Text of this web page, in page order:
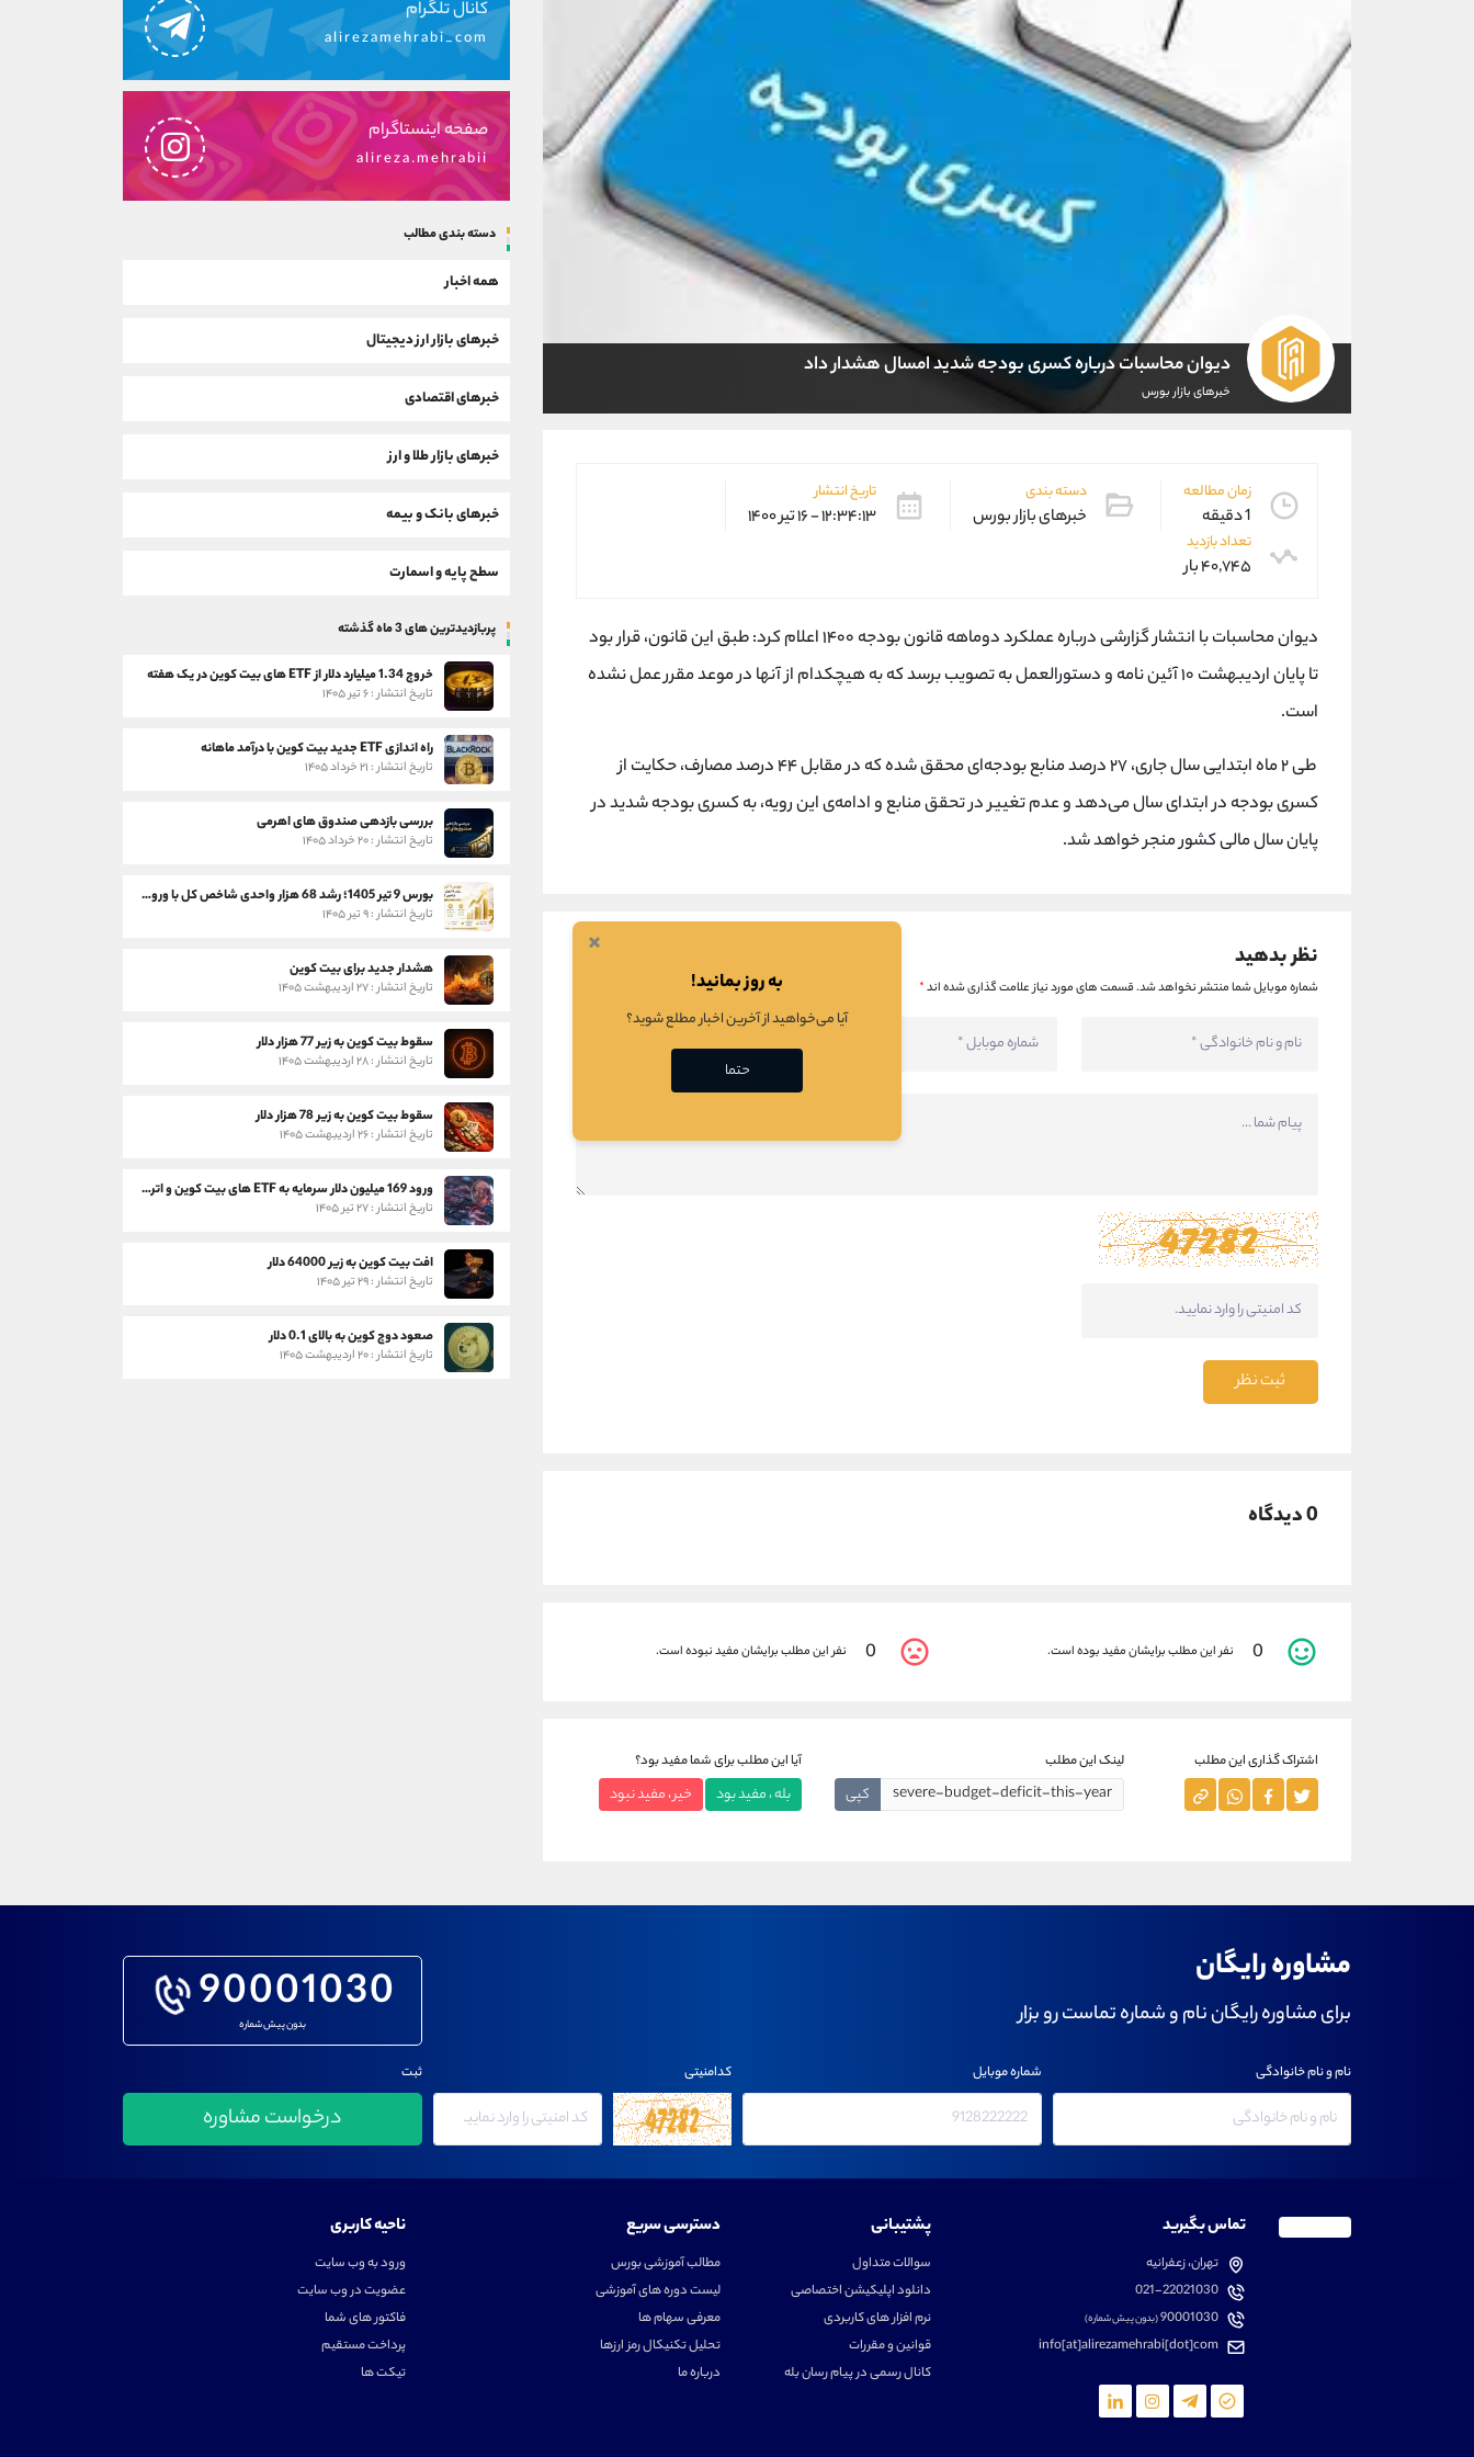
دیوان محاسبات درباره کسری بودجه شدید امسال هشدار داد
خبرهای بازار بورس
زمان مطالعه
1 دقیقه
دسته بندی
خبرهای بازار بورس
تاریخ انتشار
۱۲:۳۴:۱۳ - ۱۶ تیر ۱۴۰۰
تعداد بازدید
۴۰,۷۴۵ بار
دیوان محاسبات با انتشار گزارشی درباره عملکرد دوماهه قانون بودجه ۱۴۰۰ اعلام کرد: طبق این قانون، قرار بود
تا پایان اردیبهشت ۱۰ آئین نامه و دستورالعمل به تصویب برسد که به هیچکدام از آنها در موعد مقرر عمل نشده
است.
طی ۲ ماه ابتدایی سال جاری، ۲۷ درصد منابع بودجه‌ای محقق شده که در مقابل ۴۴ درصد مصارف، حکایت از
کسری بودجه در ابتدای سال می‌دهد و عدم تغییر در تحقق منابع و ادامه‌ی این رویه، به کسری بودجه شدید در
پایان سال مالی کشور منجر خواهد شد.
نظر بدهید
شماره موبایل شما منتشر نخواهد شد.قسمت های مورد نیاز علامت گذاری شده اند*
ثبت نظر
0 دیدگاه
0 نفر این مطلب برایشان مفید بوده است. 0 نفر این مطلب برایشان مفید نبوده است.
اشتراک گذاری این مطلب لینک این مطلب
کپی
آیا این مطلب برای شما مفید بود؟
بله ، مفید بود خیر ، مفید نبود
کانال تلگرام
alirezamehrabi_com
صفحه اینستاگرام
alireza.mehrabii
دسته بندی مطالب
همه اخبار
خبرهای بازار ارز دیجیتال
خبرهای اقتصادی
خبرهای بازار طلا و ارز
خبرهای بانک و بیمه
سطح پایه و اسمارت
پربازدیدترین های 3 ماه گذشته
خروج 1.34 میلیارد دلار از ETF های بیت کوین در یک هفته
تاریخ انتشار : ۶ تیر ۱۴۰۵
راه اندازی ETF جدید بیت کوین با درآمد ماهانه
تاریخ انتشار : ۲۱ خرداد ۱۴۰۵
بررسی بازدهی صندوق های اهرمی
تاریخ انتشار : ۲۰ خرداد ۱۴۰۵
بورس 9 تیر 1405؛ رشد 68 هزار واحدی شاخص کل با ورود 3 همت پول حقیقی
تاریخ انتشار : ۹ تیر ۱۴۰۵
هشدار جدید برای بیت کوین
تاریخ انتشار : ۲۷ اردیبهشت ۱۴۰۵
سقوط بیت کوین به زیر 77 هزار دلار
تاریخ انتشار : ۲۸ اردیبهشت ۱۴۰۵
سقوط بیت کوین به زیر 78 هزار دلار
تاریخ انتشار : ۲۶ اردیبهشت ۱۴۰۵
ورود 169 میلیون دلار سرمایه به ETF های بیت کوین و اتریوم
تاریخ انتشار : ۲۷ تیر ۱۴۰۵
افت بیت کوین به زیر 64000 دلار
تاریخ انتشار : ۲۹ تیر ۱۴۰۵
صعود دوج کوین به بالای 0.1 دلار
تاریخ انتشار : ۲۰ اردیبهشت ۱۴۰۵
مشاوره رایگان
برای مشاوره رایگان نام و شماره تماست رو بزار 90001030
بدون پیش شماره
نام و نام خانوادگی شماره موبایل کدامنیتی ثبت
تماس بگیرید
تهران، زعفرانیه
021-22021030
90001030(بدون پیش شماره)
info[at]alirezamehrabi[dot]com
پشتیبانی
سوالات متداول
دانلود اپلیکیشن اختصاصی
نرم افزار های کاربردی
قوانین و مقررات
کانال رسمی در پیام رسان بله
دسترسی سریع
مطالب آموزشی بورس
لیست دوره های آموزشی
معرفی سهام ها
تحلیل تکنیکال رمز ارزها
درباره ما
ناحیه کاربری
ورود به وب سایت
عضویت در وب سایت
فاکتور های شما
پرداخت مستقیم
تیکت ها
×
به روز بمانید!
آیا می‌خواهید از آخرین اخبار مطلع شوید؟
حتما